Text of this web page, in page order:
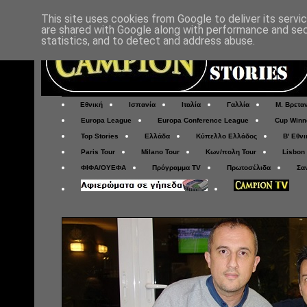
Εθνική Ισπανία Ιταλία Γαλλία Μ.
Europa League Europa Conference League Cup
Top Stories Ελλάδα Κύπελλο Ελλάδος Β'
Paris Tour Milano Tour Κων/πολη Tour Lisbon
ΦΙΦΑ/ΟΥΕΦΑ Πρόγραμμα TV Πρωτοσέλιδα
This site uses cookies from Google to deliver its
are shared with Google along with performance and
statistics, and to detect and address abuse.